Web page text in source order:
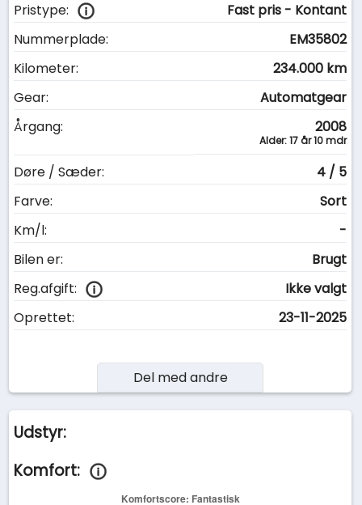
Pristype:
Fast pris - Kontant
Nummerplade:
EM35802
Kilometer:
234.000 km
Gear:
Automatgear
Årgang:
2008
Alder: 17 år 10 mdr
Døre / Sæder:
4 / 5
Farve:
Sort
Km/l:
-
Bilen er:
Brugt
Reg.afgift:
Ikke valgt
Oprettet:
23-11-2025
Del med andre
Udstyr:
Komfort: